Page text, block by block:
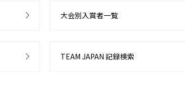
大会別入賞者一覧
TEAM JAPAN 記録検索